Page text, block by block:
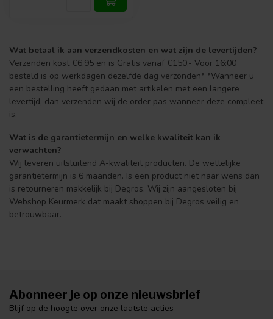
Wat betaal ik aan verzendkosten en wat zijn de levertijden?
Verzenden kost €6,95 en is Gratis vanaf €150,- Voor 16:00
besteld is op werkdagen dezelfde dag verzonden* *Wanneer u
een bestelling heeft gedaan met artikelen met een langere
levertijd, dan verzenden wij de order pas wanneer deze compleet
is.
Wat is de garantietermijn en welke kwaliteit kan ik
verwachten?
Wij leveren uitsluitend A-kwaliteit producten. De wettelijke
garantietermijn is 6 maanden. Is een product niet naar wens dan
is retourneren makkelijk bij Degros. Wij zijn aangesloten bij
Webshop Keurmerk dat maakt shoppen bij Degros veilig en
betrouwbaar.
Abonneer je op onze nieuwsbrief
Blijf op de hoogte over onze laatste acties